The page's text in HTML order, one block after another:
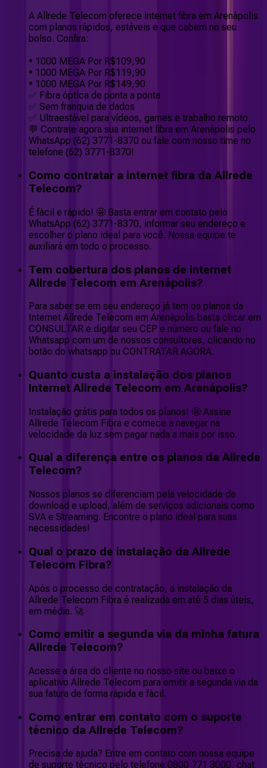
A Allrede Telecom oferece internet fibra em Arenápolis
com planos rápidos, estáveis e que cabem no seu
bolso. Confira:
• 1000 MEGA Por R$109,90
• 1000 MEGA Por R$119,90
• 1000 MEGA Por R$149,90
✅ Fibra óptica de ponta a ponta
✅ Sem franquia de dados
✅ Ultraestável para vídeos, games e trabalho remoto
💬 Contrate agora sua internet fibra em Arenápolis pelo
WhatsApp (62) 3771-8370 ou fale com nosso time no
telefone (62) 3771-8370!
Como contratar a internet fibra da Allrede
Telecom?
É fácil e rápido! 🤩 Basta entrar em contato pelo
WhatsApp (62) 3771-8370, informar seu endereço e
escolher o plano ideal para você. Nossa equipe te
auxiliará em todo o processo.
Tem cobertura dos planos de internet
Allrede Telecom em Arenápolis?
Para saber se em seu endereço já tem os planos da
Internet Allrede Telecom em Arenápolis basta clicar em
CONSULTAR e digitar seu CEP e número ou fale no
Whatsapp com um de nossos consultores, clicando no
botão do whatsapp ou CONTRATAR AGORA.
Quanto custa a instalação dos planos
Internet Allrede Telecom em Arenápolis?
Instalação grátis para todos os planos! 🤩 Assine
Allrede Telecom Fibra e comece a navegar na
velocidade da luz sem pagar nada a mais por isso.
Qual a diferença entre os planos da Allrede
Telecom?
Nossos planos se diferenciam pela velocidade de
download e upload, além de serviços adicionais como
SVA e Streaming. Encontre o plano ideal para suas
necessidades!
Qual o prazo de instalação da Allrede
Telecom Fibra?
Após o processo de contratação, a instalação da
Allrede Telecom Fibra é realizada em até 5 dias úteis,
em média. 🚀
Como emitir a segunda via da minha fatura
Allrede Telecom?
Acesse a área do cliente no nosso site ou baixe o
aplicativo Allrede Telecom para emitir a segunda via da
sua fatura de forma rápida e fácil.
Como entrar em contato com o suporte
técnico da Allrede Telecom?
Precisa de ajuda? Entre em contato com nossa equipe
de suporte técnico pelo telefone 0800 771 3000, chat